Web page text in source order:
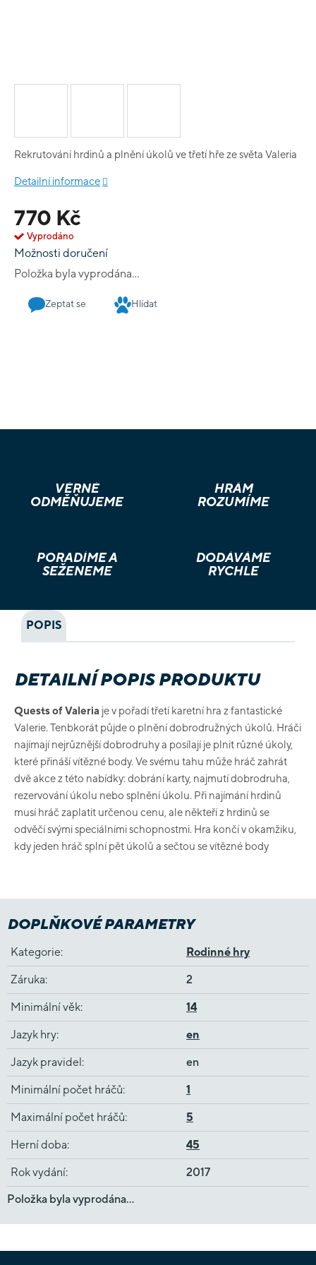
770 Kč
Vyprodáno
Možnosti doručení
Položka byla vyprodána…
Rekrutování hrdinů a plnění úkolů ve třetí hře ze světa Valeria
Detailní informace
Zeptat se Hlídat
VĚRNÉ
ODMĚŇUJEME
HRÁM
ROZUMÍME
PORADÍME A
SEŽENEME
DODÁVÁME
RYCHLE
POPIS
DETAILNÍ POPIS PRODUKTU
Quests of Valeria je v pořadí třetí karetní hra z fantastické
Valerie. Tenbkorát půjde o plnění dobrodružných úkolů. Hráči
najímají nejrůznější dobrodruhy a posílají je plnit různé úkoly,
které přináší vítězné body. Ve svému tahu může hráč zahrát
dvě akce z této nabídky: dobrání karty, najmutí dobrodruha,
rezervování úkolu nebo splnění úkolu. Při najímání hrdinů
musí hráč zaplatit určenou cenu, ale někteří z hrdinů se
odvěčí svými speciálními schopnostmi. Hra končí v okamžiku,
kdy jeden hráč splní pět úkolů a sečtou se vítězné body
DOPLŇKOVÉ PARAMETRY
Kategorie: Rodinné hry
Záruka: 2
Minimální věk: 14
Jazyk hry: en
Jazyk pravidel: en
Minimální počet hráčů: 1
Maximální počet hráčů: 5
Herní doba: 45
Rok vydání:
2017
Položka byla vyprodána…